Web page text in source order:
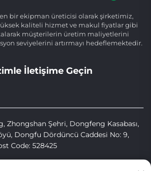
bir ekipman üreticisi olarak şirketimiz,
kaliteli hizmet ve makul fiyatlar gibi
müşterilerin üretim maliyetlerini
seviyelerini artırmayı hedeflemektedir.
İletişime Geçin
Zhongshan Şehri, Dongfeng Kasabası,
Dongfu Dördüncü Caddesi No: 9,
Code: 528425